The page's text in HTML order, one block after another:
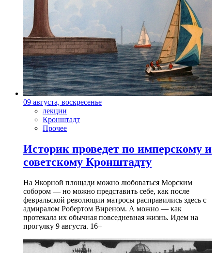
09 августа, воскресенье
лекции
Кронштадт
Прочее
Историк проведет по имперскому и
советскому Кронштадту
На Якорной площади можно любоваться Морским
собором — но можно представить себе, как после
февральской революции матросы расправились здесь с
адмиралом Робертом Виреном. А можно — как
протекала их обычная повседневная жизнь. Идем на
прогулку 9 августа. 16+